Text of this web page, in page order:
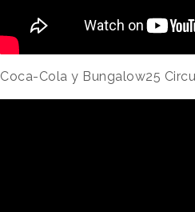
Coca-Cola y Bungalow25